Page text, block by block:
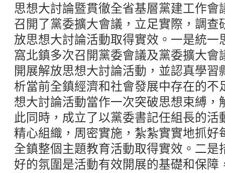
思想大討論暨貫徹全省基層黨建工作會
召開了黨委擴大會議，立足實際，調查
放思想大討論活動取得實效。一是統一
窩北鎮多次召開黨委會議及黨委擴大會
開展解放思想大討論活動，並認真學習
析當前全鎮經濟和社會發展中存在的不
想大討論活動當作一次突破思想束縛，
此同時，成立了以黨委書記任組長的活
精心組織，周密實施，紮紮實實地抓好
全鎮整個主題教育活動取得實效。二是
好的氛圍是活動有效開展的基礎和保障